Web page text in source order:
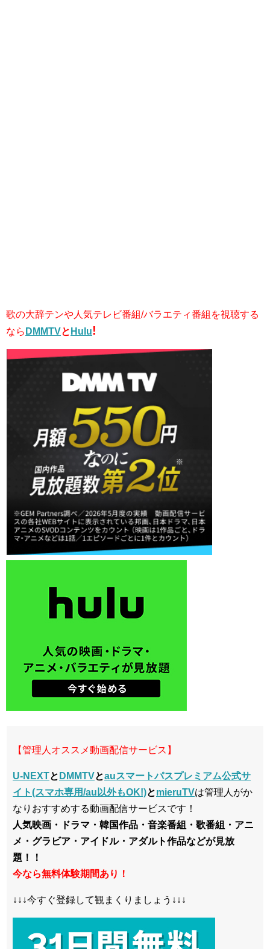
歌の大辞テンや人気テレビ番組/バラエティ番組を視聴する
なら DMMTVと Hulu!
【管理人オススメ動画配信サービス】
U-NEXTと DMMTVとauスマートパスプレミアム公式サ
イト(スマホ専用/au以外もOK!)とmieruTVは管理人がか
なりおすすめする動画配信サービスです！
人気映画・ドラマ・韓国作品・音楽番組・歌番組・アニ
メ・グラビア・アイドル・アダルト作品などが見放
題！！
今なら無料体験期間あり！
↓↓↓今すぐ登録して観まくりましょう↓↓↓